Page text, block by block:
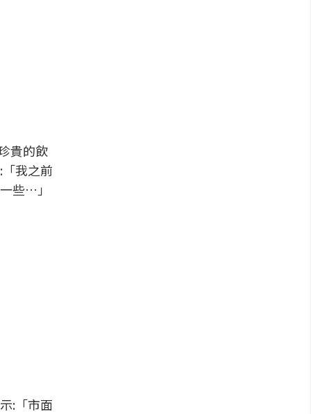
貴的飲
我之前
些…」
:「市面